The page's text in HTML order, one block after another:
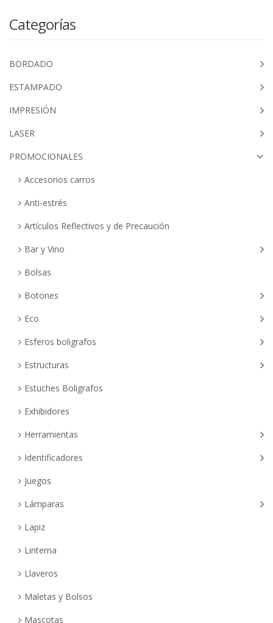
Categorías
BORDADO
ESTAMPADO
IMPRESIÓN
LASER
PROMOCIONALES
Accesorios carros
Anti-estrés
Artículos Reflectivos y de Precaución
Bar y Vino
Bolsas
Botones
Eco
Esferos boligrafos
Estructuras
Estuches Boligrafos
Exhibidores
Herramientas
Identificadores
Juegos
Lámparas
Lapiz
Linterna
Llaveros
Maletas y Bolsos
Mascotas